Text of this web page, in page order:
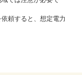
頼すると、想定電力